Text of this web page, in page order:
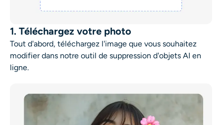
1. Téléchargez votre photo
Tout d'abord, téléchargez l'image que vous souhaitez
modifier dans notre outil de suppression d'objets AI en
ligne.